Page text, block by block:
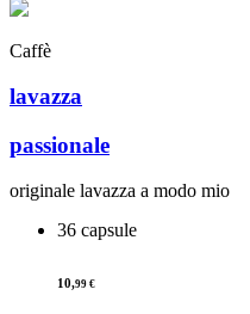
Caffè
lavazza
passionale
originale lavazza a modo mio
36 capsule
10,99 €